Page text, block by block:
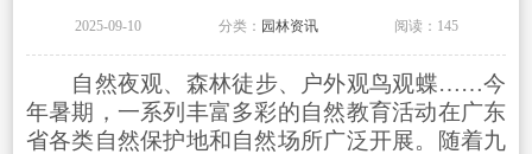
2025-09-10 分类： 园林资讯 阅读：145
自然夜观、森林徒步、户外观鸟观蝶……今
年暑期，一系列丰富多彩的自然教育活动在广东
省各类自然保护地和自然场所广泛开展。随着九